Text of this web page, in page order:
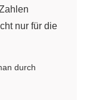
nur für die
durch